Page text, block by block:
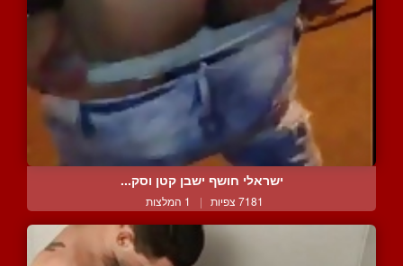
ישראלי חושף ישבן קטן וסק...
7181 צפיות | 1 המלצות